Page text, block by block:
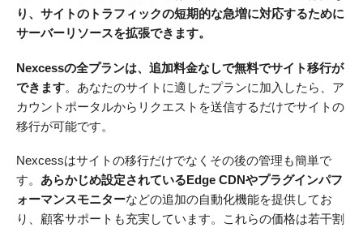
り、サイトのトラフィックの短期的な急増に対応するために
サーバーリソースを拡張できます。
Nexcessの全プランは、追加料金なしで無料でサイト移行が
できます。あなたのサイトに適したプランに加入したら、ア
カウントポータルからリクエストを送信するだけでサイトの
移行が可能です。
Nexcessはサイトの移行だけでなくその後の管理も簡単で
す。 あらかじめ設定されているEdge CDNやプラグインパフ
ォーマンスモニターなどの追加の自動化機能を提供してお
り、顧客サポートも充実しています。これらの価格は若干割